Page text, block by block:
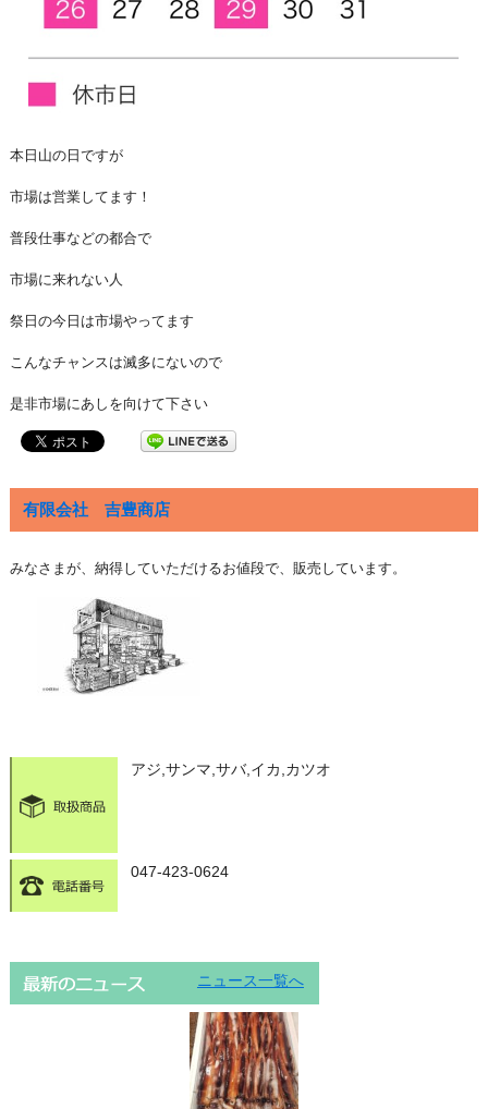
本日山の日ですが
市場は営業してます！
普段仕事などの都合で
市場に来れない人
祭日の今日は市場やってます
こんなチャンスは滅多にないので
是非市場にあしを向けて下さい
有限会社 吉豊商店
みなさまが、納得していただけるお値段で、販売しています。
アジ,サンマ,サバ,イカ,カツオ
047-423-0624
ニュース一覧へ